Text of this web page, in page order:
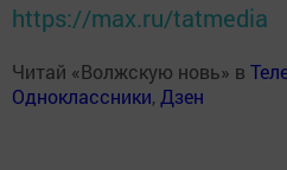
https://max.ru/tatmedia
Читай «Волжскую новь» в
Одноклассники,Дзен